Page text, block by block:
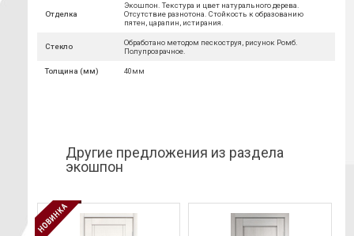
Отделка
Экошпон. Текстура и цвет натурального дерева.
Отсутствие разнотона. Стойкость к образованию
пятен, царапин, истирания.
Стекло
Обработано методом пескоструя, рисунок Ромб.
Полупрозрачное.
Толщина (мм) 40мм
Другие предложения из раздела
экошпон